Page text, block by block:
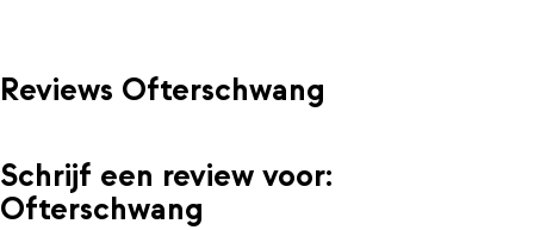
Reviews Ofterschwang
Schrijf een review voor:
Ofterschwang